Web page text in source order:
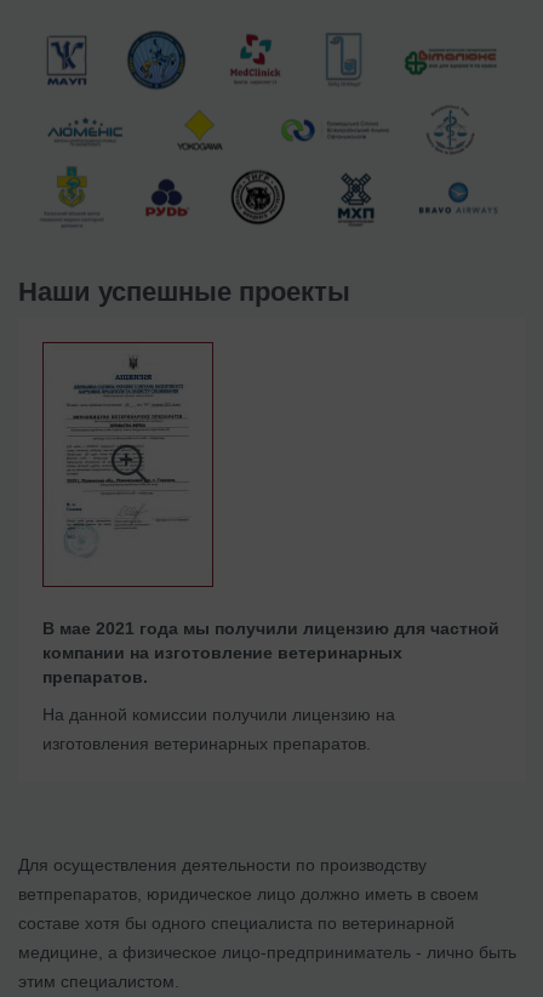
Наши успешные проекты
В мае 2021 года мы получили лицензию для частной
компании на изготовление ветеринарных
препаратов.
На данной комиссии получили лицензию на
изготовления ветеринарных препаратов.
Для осуществления деятельности по производству
ветпрепаратов, юридическое лицо должно иметь в своем
составе хотя бы одного специалиста по ветеринарной
медицине, а физическое лицо-предприниматель - лично быть
этим специалистом.